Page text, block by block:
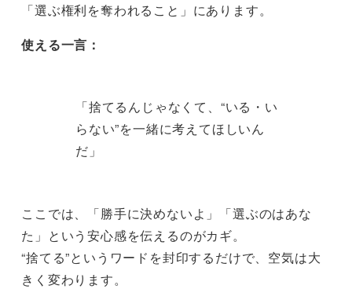
「選ぶ権利を奪われること」にあります。
使える一言：
「捨てるんじゃなくて、“いる・い
らない”を一緒に考えてほしいん
だ」
ここでは、「勝手に決めないよ」「選ぶのはあな
た」という安心感を伝えるのがカギ。
“捨てる”というワードを封印するだけで、空気は大
きく変わります。